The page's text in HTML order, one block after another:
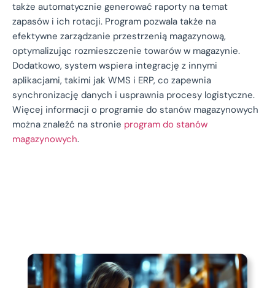
także automatycznie generować raporty na temat
zapasów i ich rotacji. Program pozwala także na
efektywne zarządzanie przestrzenią magazynową,
optymalizując rozmieszczenie towarów w magazynie.
Dodatkowo, system wspiera integrację z innymi
aplikacjami, takimi jak WMS i ERP, co zapewnia
synchronizację danych i usprawnia procesy logistyczne.
Więcej informacji o programie do stanów magazynowych
można znaleźć na stronie program do stanów
magazynowych.